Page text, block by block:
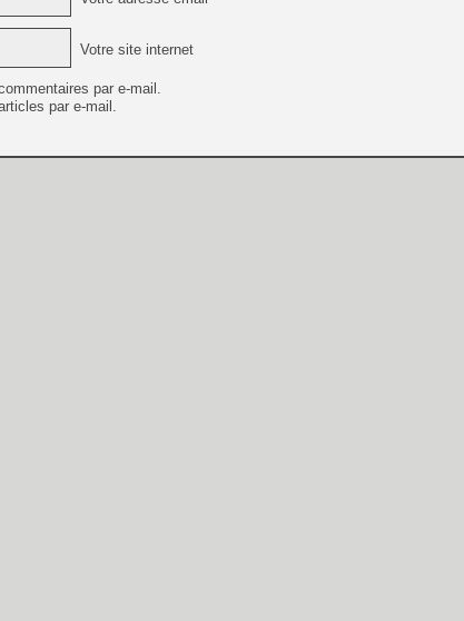
Votre site internet
par e-mail.
par e-mail.